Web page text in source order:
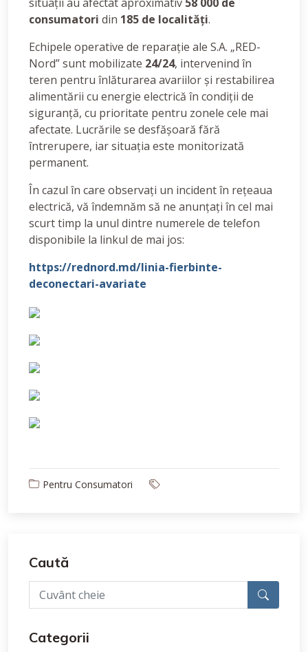
consumatori din 185 de localități.
Echipele operative de reparație ale S.A. „RED-
Nord” sunt mobilizate 24/24, intervenind în
teren pentru înlăturarea avariilor și restabilirea
alimentării cu energie electrică în condiții de
siguranță, cu prioritate pentru zonele cele mai
afectate. Lucrările se desfășoară fără
întrerupere, iar situația este monitorizată
permanent.
În cazul în care observați un incident în rețeaua
electrică, vă îndemnăm să ne anunțați în cel mai
scurt timp la unul dintre numerele de telefon
disponibile la linkul de mai jos:
https://rednord.md/linia-fierbinte-
deconectari-avariate
Pentru Consumatori
Caută
Categorii